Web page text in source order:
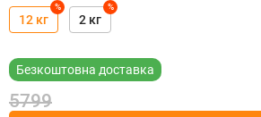
12 кг
%
2 кг
%
Безкоштовна доставка
5799